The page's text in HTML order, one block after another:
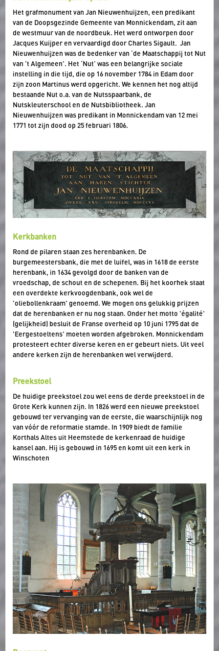
Het grafmonument van Jan Nieuwenhuijzen, een predikant
van de Doopsgezinde Gemeente van Monnickendam, zit aan
de westmuur van de noordbeuk. Het werd ontworpen door
Jacques Kuijper en vervaardigd door Charles Sigault. Jan
Nieuwenhuijzen was de bedenker van ‘de Maatschappij tot Nut
van ’t Algemeen'. Het ‘Nut’ was een belangrijke sociale
instelling in die tijd, die op 16 november 1784 in Edam door
zijn zoon Martinus werd opgericht. We kennen het nog altijd
bestaande Nut o.a. van de Nutsspaarbank, de
Nutskleuterschool en de Nutsbibliotheek. Jan
Nieuwenhuijzen was predikant in Monnickendam van 12 mei
1771 tot zijn dood op 25 februari 1806.
Kerkbanken
Rond de pilaren staan zes herenbanken. De
burgemeestersbank, die met de luifel, was in 1618 de eerste
herenbank, in 1634 gevolgd door de banken van de
vroedschap, de schout en de schepenen. Bij het koorhek staat
een overdekte kerkvoogdenbank, ook wel de
'oliebollenkraam' genoemd. We mogen ons gelukkig prijzen
dat de herenbanken er nu nog staan. Onder het motto 'égalité'
(gelijkheid) besluit de Franse overheid op 10 juni 1795 dat de
'Eergestoeltens' moeten worden afgebroken. Monnickendam
protesteert echter diverse keren en er gebeurt niets. Uit veel
andere kerken zijn de herenbanken wel verwijderd.
Preekstoel
De huidige preekstoel zou wel eens de derde preekstoel in de
Grote Kerk kunnen zijn. In 1826 werd een nieuwe preekstoel
gebouwd ter vervanging van de eerste, die waarschijnlijk nog
van vóór de reformatie stamde. In 1909 biedt de familie
Korthals Altes uit Heemstede de kerkenraad de huidige
kansel aan. Hij is gebouwd in 1695 en komt uit een kerk in
Winschoten